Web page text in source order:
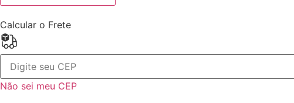
Calcular o Frete
Não sei meu CEP